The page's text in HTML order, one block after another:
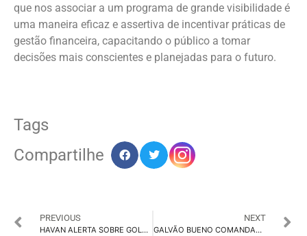
que nos associar a um programa de grande visibilidade é
uma maneira eficaz e assertiva de incentivar práticas de
gestão financeira, capacitando o público a tomar
decisões mais conscientes e planejadas para o futuro.
Tags
Compartilhe
PREVIOUS
HAVAN ALERTA SOBRE GOLPE NA INTERNET QUE USA IA PARA CLONAR VOZES
NEXT
GALVÃO BUENO COMANDARÁ NOVO PROGRAMA NA BAND